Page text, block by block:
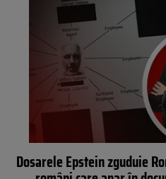
Dosarele Epstein zguduie